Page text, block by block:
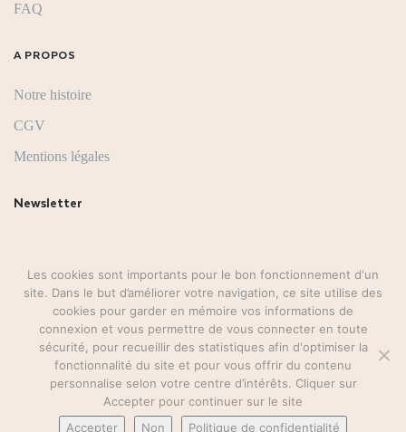
FAQ
A PROPOS
Notre histoire
CGV
Mentions légales
Newsletter
Suivez-nous
©2026-ledressingdeshana.fr
Les cookies sont importants pour le bon fonctionnement d'un
site. Dans le but d’améliorer votre navigation, ce site utilise des
cookies pour garder en mémoire vos informations de
connexion et vous permettre de vous connecter en toute
sécurité, pour recueillir des statistiques afin d'optimiser la
fonctionnalité du site et pour vous offrir du contenu
personnalise selon votre centre d’intérêts. Cliquer sur
Accepter pour continuer sur le site
Accepter
Non Politique de confidentialité